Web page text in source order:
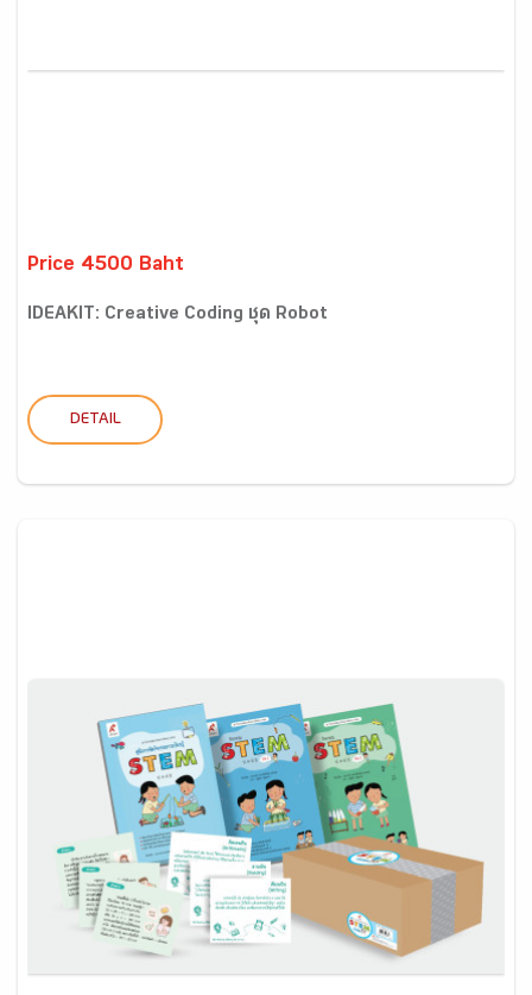
Price 4500 Baht
IDEAKIT: Creative Coding ชุด Robot
DETAIL